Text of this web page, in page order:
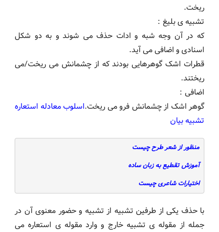
ریخت.
تشبیه ی بلیغ：
که در آن وجه شبه و ادات حذف می شوند و به دو شکل
اسنادی و اضافی می آید.
قطرات اشک گوهرهایی بودند که از چشمانش می ریخت/می
ریختند.
اضافی：
گوهر اشک از چشمانش فرو می ریخت.اسلوب معادله استعاره
تشبیه بیان
منظور از شعر طرح چیست
آموزش تقطیع به زبان ساده
اختیارات شاعری چیست
با حذف یکی از طرفین تشبیه از تشبیه و حضور معنوی آن در
جمله از مقوله ی تشبیه خارج و وارد مقوله ی استعاره می